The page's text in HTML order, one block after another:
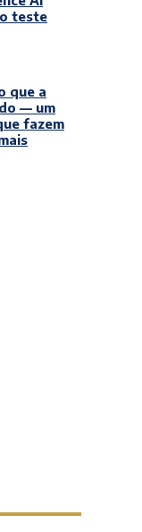
teste
que a
— um
fazem